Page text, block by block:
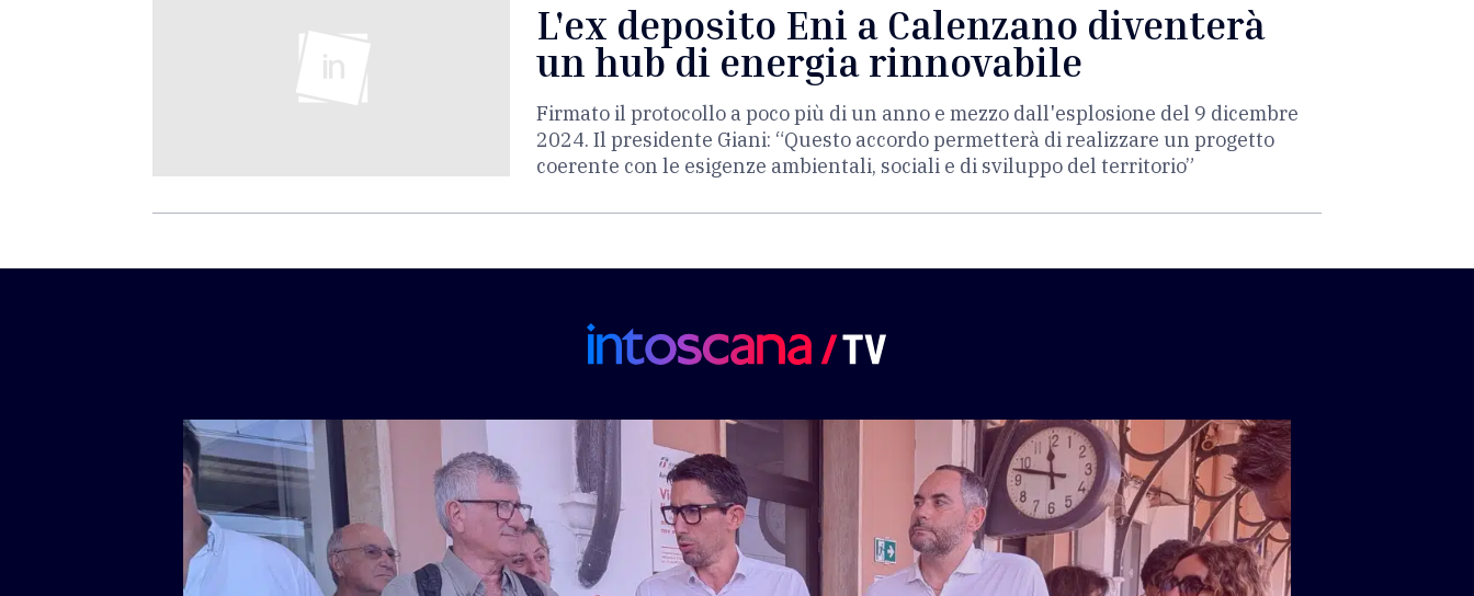
L'ex deposito Eni a Calenzano diventerà
un hub di energia rinnovabile
Firmato il protocollo a poco più di un anno e mezzo dall'esplosione del 9 dicembre
2024. Il presidente Giani: “Questo accordo permetterà di realizzare un progetto
coerente con le esigenze ambientali, sociali e di sviluppo del territorio”